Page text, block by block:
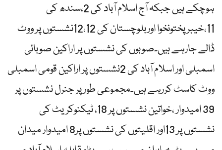
ہوچکے ہیں جبکہ آج اسلام آباد کی 2،سندھ کی
11،خیبرپختونخوا اوربلوچستان کی 12،12نشستوں پر ووٹ
ڈالے جارہے ہیں۔صوبوں کی نشستوں پر اراکین صوبائی
اسمبلی اور اسلام آباد کی 2نشستوں پر اراکین قومی اسمبلی
ووٹ کاسٹ کررہے ہیں۔مجموعی طورپر جنرل نشستوں پر
39 امیدوار ،خواتین نشستوں پر 18، ٹیکنوکریٹ کی
نشستوں پر 13اور اقلیتوں کی نشستوں پر8 امیدوار میدان